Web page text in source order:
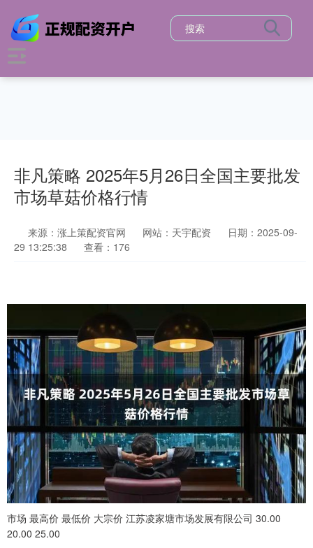
非凡策略 2025年5月26日全国主要批发
市场草菇价格行情
来源：涨上策配资官网 网站：天宇配资
日期：2025-09-
29 13:25:38
查看：176
市场 最高价 最低价 大宗价 江苏凌家塘市场发展有限公司 30.00
20.00 25.00